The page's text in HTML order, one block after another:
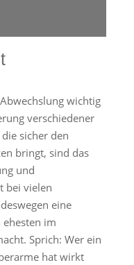
wichtig
verschiedener
sicher den
bringt, sind das
und
bei vielen
eine
ehesten im
Sprich: Wer ein
hat wirkt